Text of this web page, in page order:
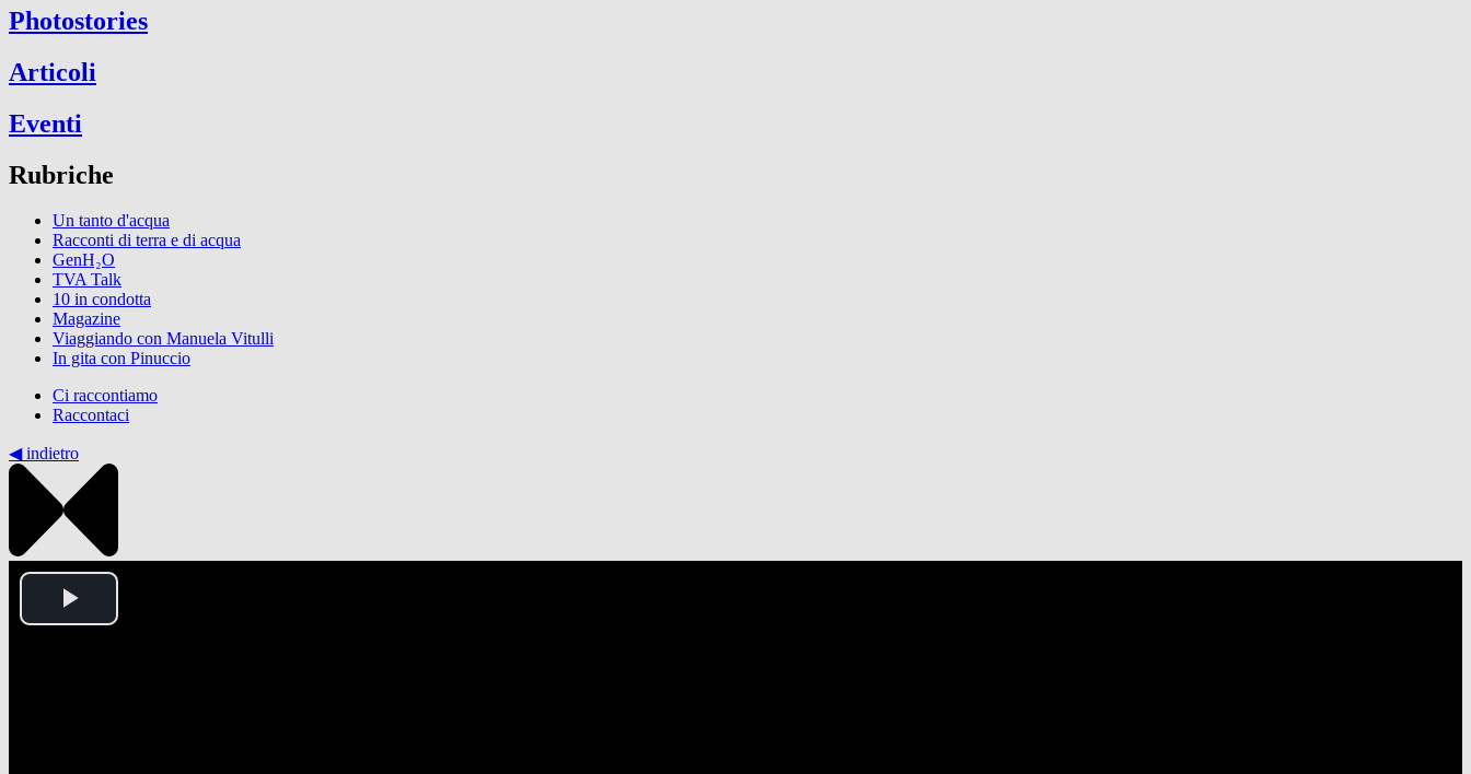
Photostories
Articoli
Eventi
Rubriche
Un tanto d'acqua
Racconti di terra e di acqua
GenH₂O
TVA Talk
10 in condotta
Magazine
Viaggiando con Manuela Vitulli
In gita con Pinuccio
Ci raccontiamo
Raccontaci
◀︎ indietro
Play